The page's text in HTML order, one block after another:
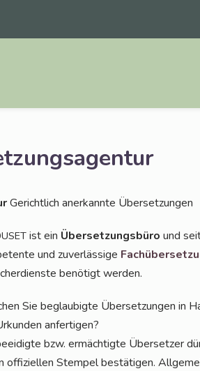
Gericht­lich aner­kann­te Übersetzungen
ist ein Über­set­zungs­bü­ro und
und zuver­läs­si­ge
benö­tigt werden.
Sie beglau­big­te Über­set­zun­gen in
anfertigen?
bzw. ermäch­tig­te Über­set­zer
offi­zi­el­len Stem­pel bestä­ti­gen.